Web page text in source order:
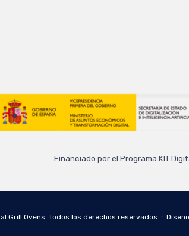
Financiado por el Programa KIT
Grill Ovens. Todos los derechos reservados ∙